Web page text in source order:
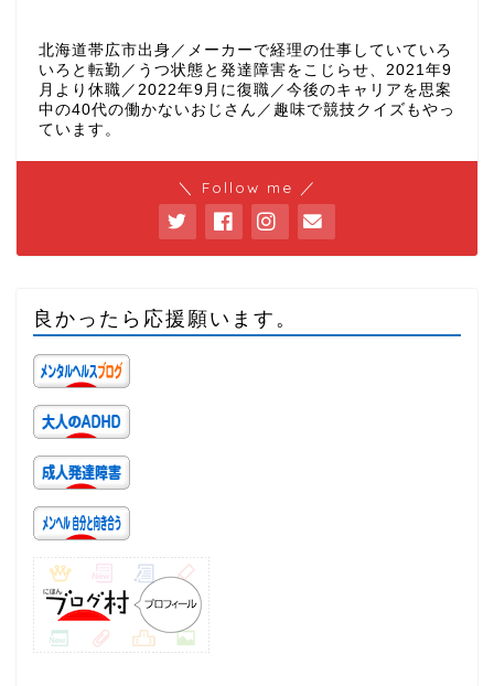
北海道帯広市出身／メーカーで経理の仕事していていろ
いろと転勤／うつ状態と発達障害をこじらせ、2021年9
月より休職／2022年9月に復職／今後のキャリアを思案
中の40代の働かないおじさん／趣味で競技クイズもやっ
ています。
＼ Follow me ／
良かったら応援願います。